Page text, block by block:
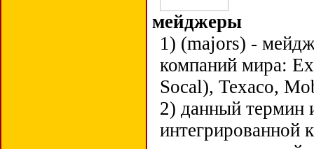
мейджеры
1) (majors) -
компаний мира:
Socal), Texaco,
2) данный термин
интегрированной